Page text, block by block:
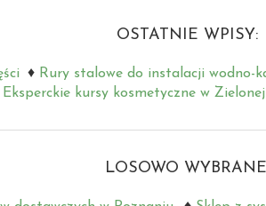
OSTATNIE WPISY:
Rury stalowe do instalacji wodno-
Eksperckie kursy kosmetyczne w
LOSOWO